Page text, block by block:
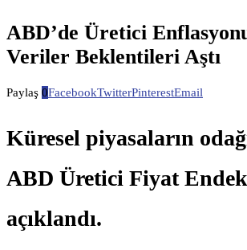
ABD’de Üretici
Veriler Beklentileri Aştı
Paylaş 0FacebookTwitterPinterestEmail
Küresel piyasaların
ABD Üretici Fiyat
açıklandı.